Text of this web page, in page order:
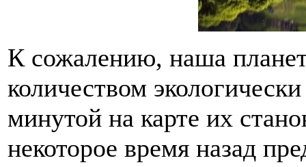
К сожалению, наша
количеством
минутой на карте их
некоторое время назад